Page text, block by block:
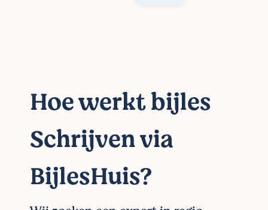
Hoe werkt bijles
Schrijven via
BijlesHuis?